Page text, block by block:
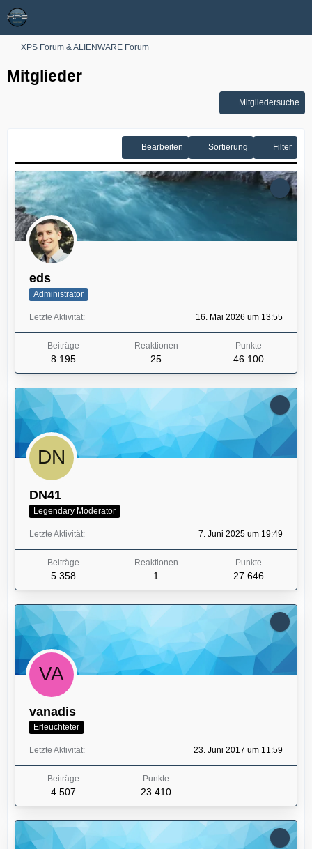
XPS Forum & ALIENWARE Forum
Mitglieder
Mitgliedersuche
Bearbeiten Sortierung Filter
eds
Administrator
Letzte Aktivität 16. Mai 2026 um 13:55
Beiträge
8.195
Reaktionen
25
Punkte
46.100
DN41
Legendary Moderator
Letzte Aktivität 7. Juni 2025 um 19:49
Beiträge
5.358
Reaktionen
1
Punkte
27.646
vanadis
Erleuchteter
Letzte Aktivität 23. Juni 2017 um 11:59
Beiträge
4.507
Punkte
23.410